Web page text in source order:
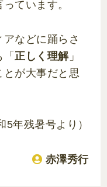
っています。
などに踊らさ
「正しく理解」
とが大事だと思
5年残暑号より）
赤澤秀行